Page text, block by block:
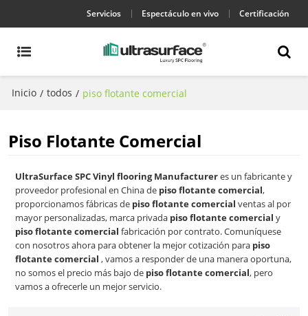
Servicios Espectáculo en vivo Certificación
Inicio / todos / piso flotante comercial
Piso Flotante Comercial
UltraSurface SPC Vinyl flooring Manufactureres un fabricante y
proveedor profesional en China de piso flotante comercial,
proporcionamos fábricas de piso flotante comercial ventas al por
mayor personalizadas, marca privada piso flotante comercial y
piso flotante comercial fabricación por contrato. Comuníquese
con nosotros ahora para obtener la mejor cotización para piso
flotante comercial , vamos a responder de una manera oportuna,
no somos el precio más bajo de piso flotante comercial, pero
vamos a ofrecerle un mejor servicio.